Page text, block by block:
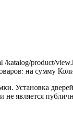
/katalog/product/
на сумму
Установка
является